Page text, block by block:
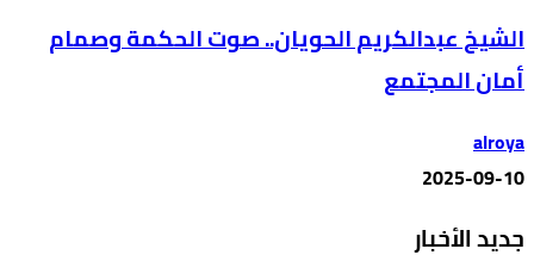
الشيخ عبدالكريم الحويان.. صوت الحكمة وصمام
أمان المجتمع
alroya
2025-09-10
جديد الأخبار